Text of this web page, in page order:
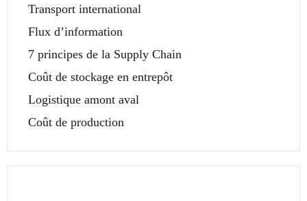
Transport international
Flux d’information
7 principes de la Supply Chain
Coût de stockage en entrepôt
Logistique amont aval
Coût de production